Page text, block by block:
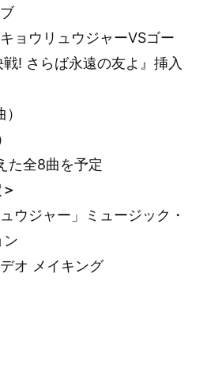
ョウリュウジャーVSゴー
! さらば永遠の友よ』挿入
た全8曲を予定
ウジャー」ミュージック・
ン
オ メイキング